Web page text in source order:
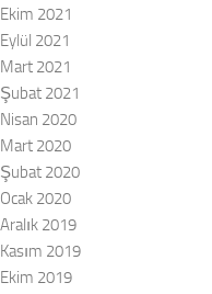
Ekim 2021
Eylül 2021
Mart 2021
Şubat 2021
Nisan 2020
Mart 2020
Şubat 2020
Ocak 2020
Aralık 2019
Kasım 2019
Ekim 2019